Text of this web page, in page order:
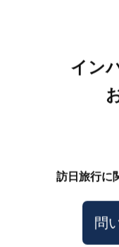
イン
訪日旅行に
問